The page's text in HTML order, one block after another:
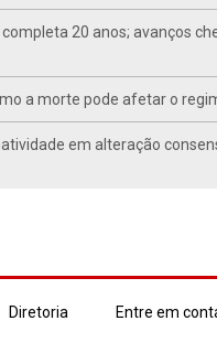
completa 20 anos; avanços
a morte pode afetar o
em alteração
Diretoria Entre em